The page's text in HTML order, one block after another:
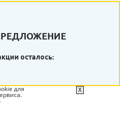
осталось:
для X